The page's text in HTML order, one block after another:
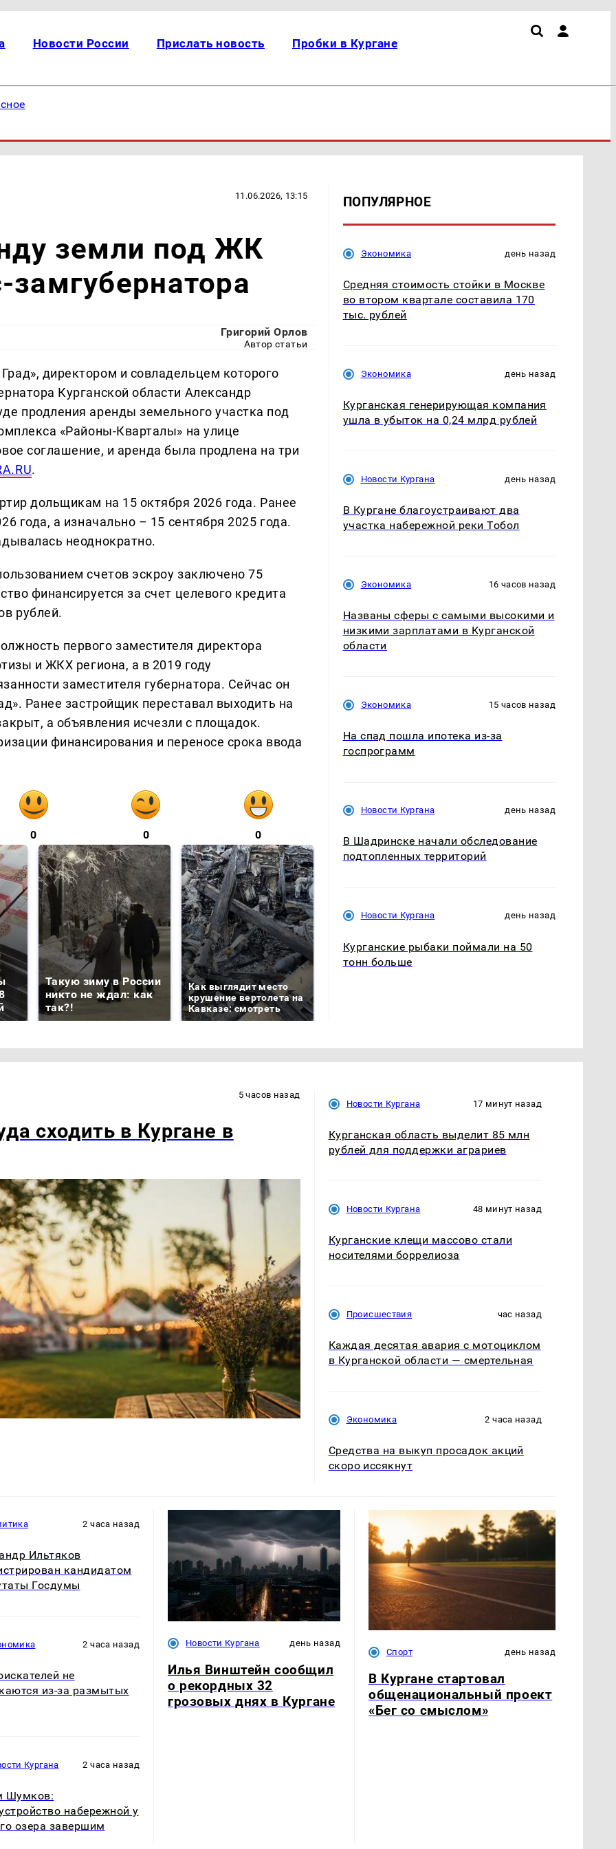
Новости России Прислать новость Пробки в Кургане
11.06.2026, 13:15
земли под ЖК
Григорий Орлов
Автор статьи
директором и совладельцем которого
Курганской области Александр
продления аренды земельного участка под
«Районы-Кварталы» на улице
соглашение, и аренда была продлена на три
.
дольщикам на 15 октября 2026 года. Ранее
года, а изначально – 15 сентября 2025 года.
неоднократно.
счетов эскроу заключено 75
финансируется за счет целевого кредита
рублей.
первого заместителя директора
и ЖКХ региона, а в 2019 году
заместителя губернатора. Сейчас он
Ранее застройщик переставал выходить на
а объявления исчезли с площадок.
финансирования и переносе срока ввода
0 0 0
Такую зиму в России
никто не ждал: как
так?!
Как выглядит место
крушение вертолета на
Кавказе: смотреть
ПОПУЛЯРНОЕ
Экономика день назад
Средняя стоимость стойки в Москве
во втором квартале составила 170
тыс. рублей
Экономика день назад
Курганская генерирующая компания
ушла в убыток на 0,24 млрд рублей
Новости Кургана день назад
В Кургане благоустраивают два
участка набережной реки Тобол
Экономика 16 часов назад
Названы сферы с самыми высокими и
низкими зарплатами в Курганской
области
Экономика 15 часов назад
На спад пошла ипотека из-за
госпрограмм
Новости Кургана день назад
В Шадринске начали обследование
подтопленных территорий
Новости Кургана день назад
Курганские рыбаки поймали на 50
тонн больше
5 часов назад
сходить в Кургане в
Новости Кургана 17 минут назад
Курганская область выделит 85 млн
рублей для поддержки аграриев
Новости Кургана 48 минут назад
Курганские клещи массово стали
носителями боррелиоза
Происшествия час назад
Каждая десятая авария с мотоциклом
в Курганской области — смертельная
Экономика 2 часа назад
Средства на выкуп просадок акций
скоро иссякнут
2 часа назад
Ильтяков
кандидатом
Госдумы
2 часа назад
не
из-за размытых
Кургана 2 часа назад
Шумков:
набережной у
озера завершим
Новости Кургана день назад
Илья Винштейн сообщил
о рекордных 32
грозовых днях в Кургане
Спорт день назад
В Кургане стартовал
общенациональный проект
«Бег со смыслом»